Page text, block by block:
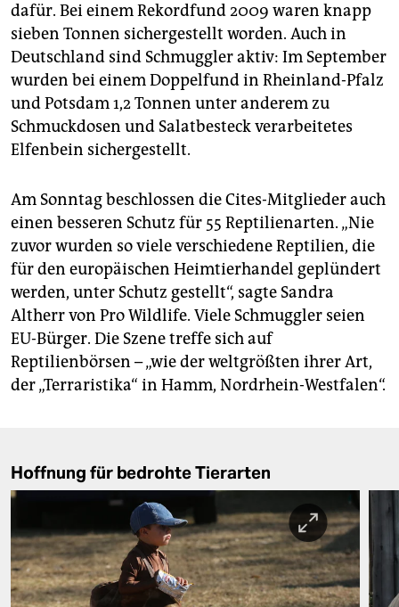
dafür. Bei einem Rekordfund 2009 waren knapp
sieben Tonnen sichergestellt worden. Auch in
Deutschland sind Schmuggler aktiv: Im September
wurden bei einem Doppelfund in Rheinland-Pfalz
und Potsdam 1,2 Tonnen unter anderem zu
Schmuckdosen und Salatbesteck verarbeitetes
Elfenbein sichergestellt.
Am Sonntag beschlossen die Cites-Mitglieder auch
einen besseren Schutz für 55 Reptilienarten. „Nie
zuvor wurden so viele verschiedene Reptilien, die
für den europäischen Heimtierhandel geplündert
werden, unter Schutz gestellt“, sagte Sandra
Altherr von Pro Wildlife. Viele Schmuggler seien
EU-Bürger. Die Szene treffe sich auf
Reptilienbörsen – „wie der weltgrößten ihrer Art,
der „Terraristika“ in Hamm, Nordrhein-Westfalen“.
Hoffnung für bedrohte Tierarten